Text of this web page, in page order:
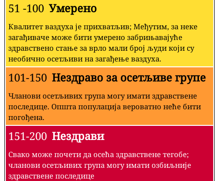
51 -100 Умерено
Квалитет ваздуха је прихватљив; Међутим, за неке
загађиваче може бити умерено забрињавајуће
здравствено стање за врло мали број људи који су
необично осетљиви на загађење ваздуха.
101-150 Нездраво за осетљиве групе
Чланови осетљивих група могу имати здравствене
последице. Општа популација вероватно неће бити
погођена.
151-200 Нездрави
Свако може почети да осећа здравствене тегобе;
чланови осетљивих група могу имати озбиљније
здравствене последице